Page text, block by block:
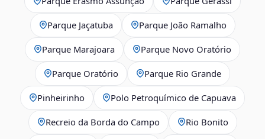
Parque Jaçatuba Parque João Ramalho
Parque Marajoara Parque Novo Oratório
Parque Oratório Parque Rio Grande
Pinheirinho Polo Petroquímico de Capuava
Recreio da Borda do Campo Rio Bonito